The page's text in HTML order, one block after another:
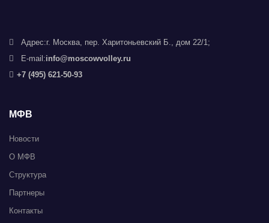
Адрес:г. Москва, пер. Харитоньевский Б., дом 22/1;
E-mail:info@moscowvolley.ru
+7 (495) 621-50-93
МФВ
Новости
О МФВ
Структура
Партнеры
Контакты